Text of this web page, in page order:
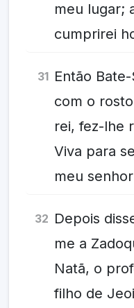
meu lugar;
cumprirei
31 Então
com o
rei, fez-lhe
Viva para
meu
32 Depois
me a
Natã, o
filho de